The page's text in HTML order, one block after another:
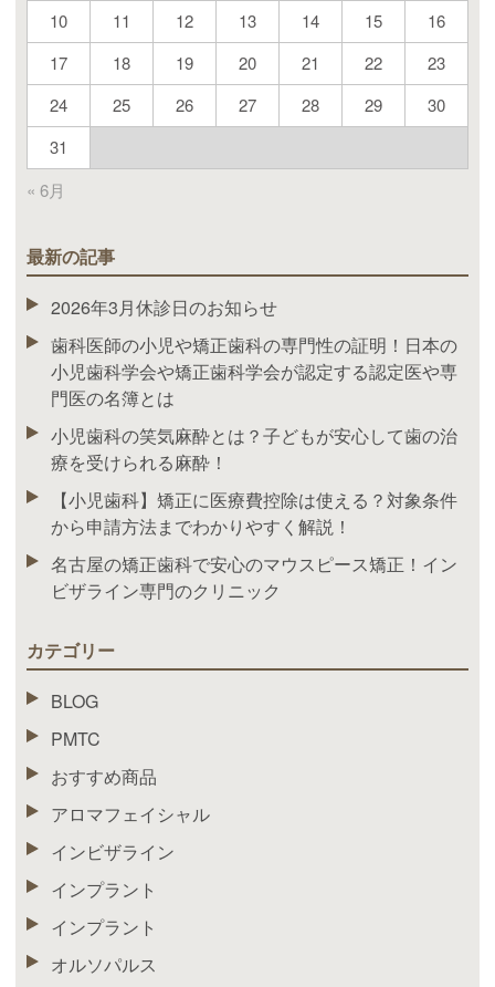
« 6月
10 11 12 13 14 15
16
17
18 19 20 21 22
23
24
25 26 27 28 29
30
31
最新の記事
2026年3月休診日のお知らせ
歯科医師の小児や矯正歯科の専門性の証明！日本の
小児歯科学会や矯正歯科学会が認定する認定医や専
門医の名簿とは
小児歯科の笑気麻酔とは？子どもが安心して歯の治
療を受けられる麻酔！
【小児歯科】矯正に医療費控除は使える？対象条件
から申請方法までわかりやすく解説！
名古屋の矯正歯科で安心のマウスピース矯正！イン
ビザライン専門のクリニック
カテゴリー
BLOG
PMTC
おすすめ商品
アロマフェイシャル
インビザライン
インプラント
インプラント
オルソパルス